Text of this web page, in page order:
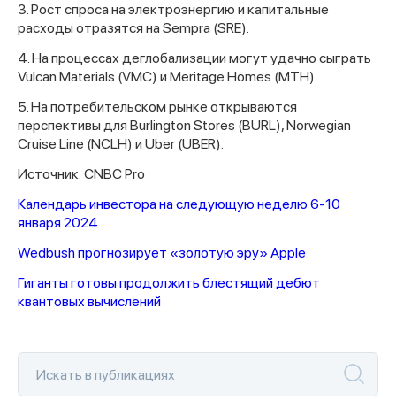
3. Рост спроса на электроэнергию и капитальные
расходы отразятся на Sempra (SRE).
4. На процессах деглобализации могут удачно сыграть
Vulcan Materials (VMC) и Meritage Homes (MTH).
5. На потребительском рынке открываются
перспективы для Burlington Stores (BURL), Norwegian
Cruise Line (NCLH) и Uber (UBER).
Источник: CNBC Pro
Календарь инвестора на следующую неделю 6-10
января 2024
Wedbush прогнозирует «золотую эру» Apple
Гиганты готовы продолжить блестящий дебют
квантовых вычислений